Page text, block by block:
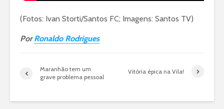
(Fotos: Ivan Storti/Santos FC; Imagens: Santos TV)
PorRonaldo Rodrigues
Maranhão tem um
grave problema pessoal
Vitória épica na Vila!